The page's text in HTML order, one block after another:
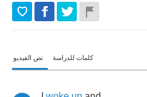
نص الفيديو كلمات للدراسة